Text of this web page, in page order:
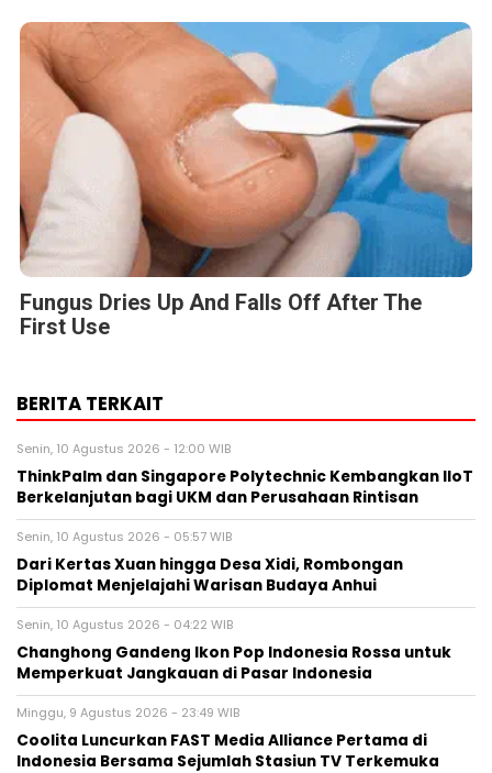
Fungus Dries Up And Falls Off After The
First Use
BERITA TERKAIT
Senin, 10 Agustus 2026 - 12:00 WIB
ThinkPalm dan Singapore Polytechnic Kembangkan IIoT
Berkelanjutan bagi UKM dan Perusahaan Rintisan
Senin, 10 Agustus 2026 - 05:57 WIB
Dari Kertas Xuan hingga Desa Xidi, Rombongan
Diplomat Menjelajahi Warisan Budaya Anhui
Senin, 10 Agustus 2026 - 04:22 WIB
Changhong Gandeng Ikon Pop Indonesia Rossa untuk
Memperkuat Jangkauan di Pasar Indonesia
Minggu, 9 Agustus 2026 - 23:49 WIB
Coolita Luncurkan FAST Media Alliance Pertama di
Indonesia Bersama Sejumlah Stasiun TV Terkemuka